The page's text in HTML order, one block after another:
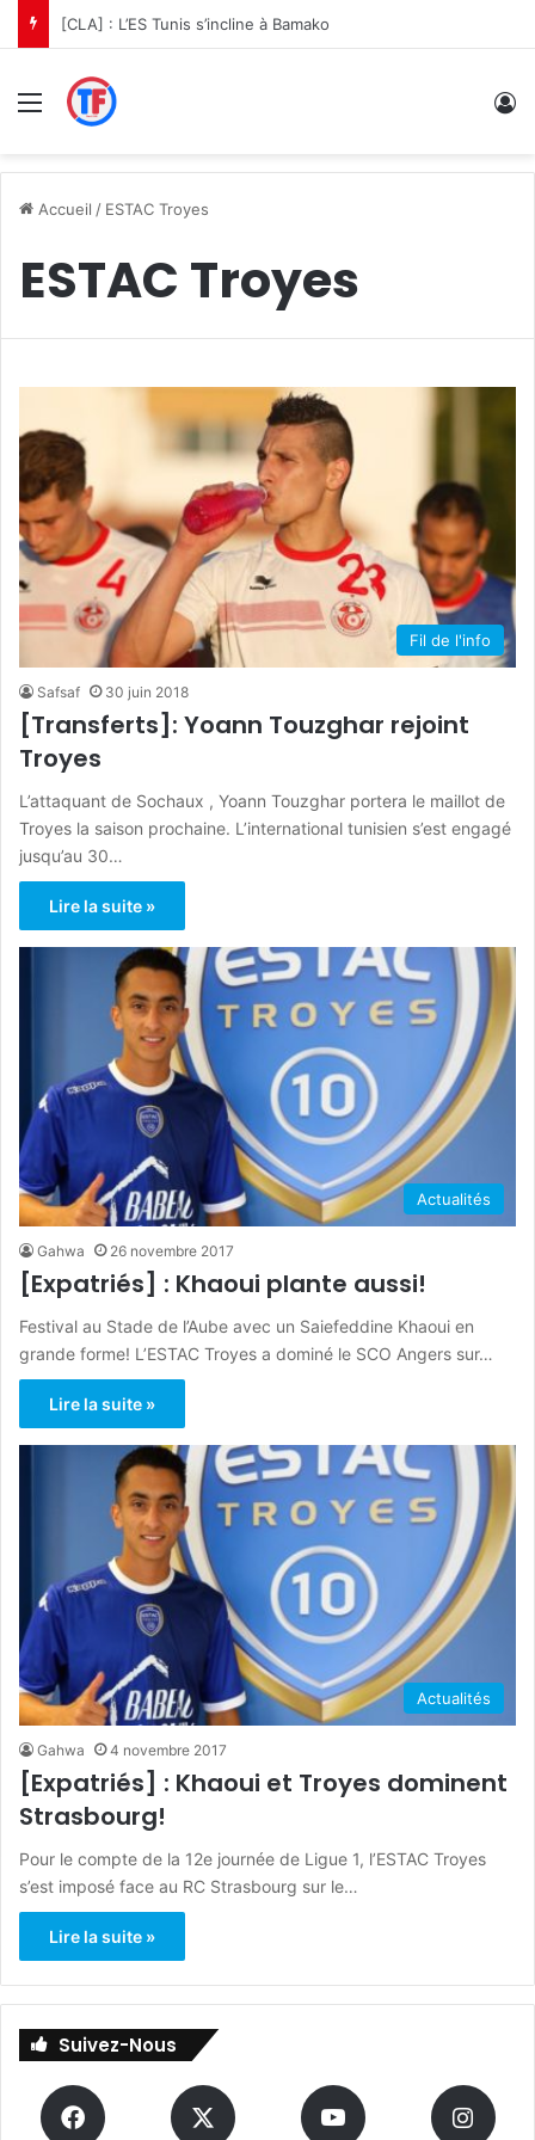
[CLA] : L’ES Tunis s’incline à Bamako
Menu
Accueil / ESTAC Troyes
ESTAC Troyes
Fil de l'info
Safsaf 30 juin 2018
[Transferts]: Yoann Touzghar rejoint
Troyes
L’attaquant de Sochaux , Yoann Touzghar portera le maillot de
Troyes la saison prochaine. L’international tunisien s’est engagé
jusqu’au 30…
Lire la suite »
Actualités
Gahwa 26 novembre 2017
[Expatriés] : Khaoui plante aussi!
Festival au Stade de l’Aube avec un Saiefeddine Khaoui en
grande forme! L’ESTAC Troyes a dominé le SCO Angers sur…
Lire la suite »
Actualités
Gahwa 4 novembre 2017
[Expatriés] : Khaoui et Troyes dominent
Strasbourg!
Pour le compte de la 12e journée de Ligue 1, l’ESTAC Troyes
s’est imposé face au RC Strasbourg sur le…
Lire la suite »
Suivez-Nous